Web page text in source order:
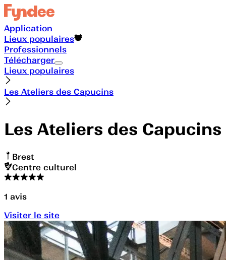
Application
Lieux populaires
Professionnels
Télécharger
Lieux populaires
Les Ateliers des Capucins
Les Ateliers des Capucins
Brest
Centre culturel
1 avis
Visiter le site